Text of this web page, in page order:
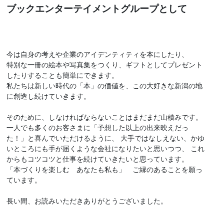
ブックエンターテイメントグループとして
今は自身の考えや企業のアイデンティティを本にしたり、
特別な一冊の絵本や写真集をつくり、ギフトとしてプレゼント
したりすることも簡単にできます。
私たちは新しい時代の「本」の価値を、この大好きな新潟の地
に創造し続けていきます。
そのために、しなければならないことはまだまだ山積みです。
一人でも多くのお客さまに「予想した以上の出来映えだっ
た！」と喜んでいただけるように、 大手ではなしえない、かゆ
いところにも手が届くような会社になりたいと思いつつ、 これ
からもコツコツと仕事を続けていきたいと思っています。
「本づくりを楽しむ あなたも私も」 ご縁のあることを願っ
ています。
長い間、お読みいただきありがとうございました。